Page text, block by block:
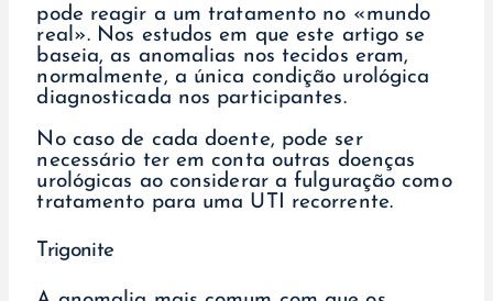
pode reagir a um tratamento no «mundo
real». Nos estudos em que este artigo se
baseia, as anomalias nos tecidos eram,
normalmente, a única condição urológica
diagnosticada nos participantes.
No caso de cada doente, pode ser
necessário ter em conta outras doenças
urológicas ao considerar a fulguração como
tratamento para uma UTI recorrente.
Trigonite